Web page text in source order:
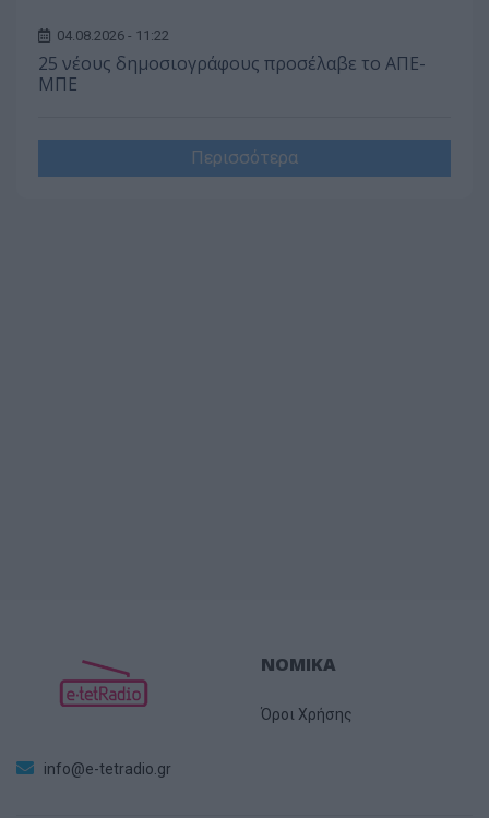
04.08.2026 - 11:22
25 νέους δημοσιογράφους προσέλαβε το ΑΠΕ-
ΜΠΕ
Περισσότερα
info@e-tetradio.gr
ΝΟΜΙΚΑ
Όροι Χρήσης